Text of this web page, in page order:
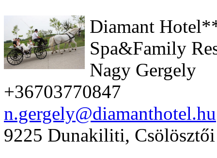
Diamant
Spa&Family
Nagy Gergely
+36703770847
n.gergely@diamanthotel.hu
9225 Dunakiliti,